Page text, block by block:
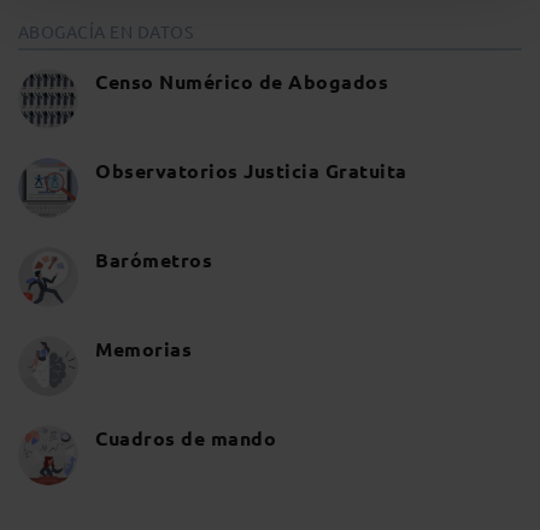
ABOGACÍA EN DATOS
Censo Numérico de Abogados
Observatorios Justicia Gratuita
Barómetros
Memorias
Cuadros de mando